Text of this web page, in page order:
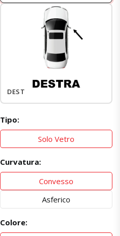
DESTRO
Tipo:
Solo Vetro
Curvatura:
Convesso
Asferico
Colore: